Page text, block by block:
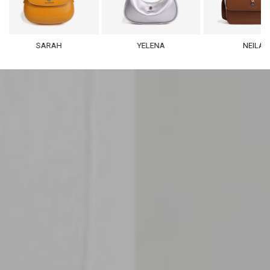
SARAH YELENA NEILA